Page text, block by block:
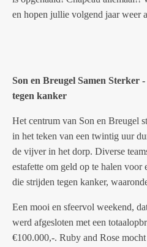
en hopen jullie volgend jaar weer
Son en Breugel Samen Sterker
tegen kanker
Het centrum van Son en Breugel
in het teken van een twintig uur
de vijver in het dorp. Diverse
estafette om geld op te halen voor
die strijden tegen kanker,
Een mooi en sfeervol weekend,
werd afgesloten met een
€100.000,-. Ruby and Rose